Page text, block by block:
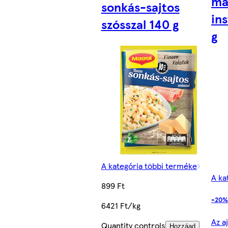
sonkás-sajtos
szósszal 140 g
A kategória többi terméke
899 Ft
6421 Ft/kg
Quantity controls
Hozzáad
g
A
-
Az